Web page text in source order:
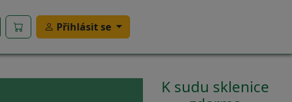
Přihlásit se
K sudu sklenice